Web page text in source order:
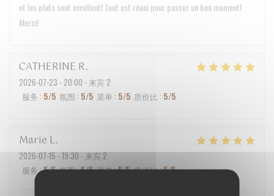
et les plats sont excellent! Tout est réuni pour passer un bon moment!
Merci!
CATHERINE R
2026-07-23 - 20:00 - 来宾 2
服务 : 5/5 氛围 : 5/5 菜单 : 5/5 质价比 : 5/5
Marie L
2026-07-15- 19:30 - 来宾 2
服务:5/5 氛围:5/5 菜单:5/5 质价比:5/5